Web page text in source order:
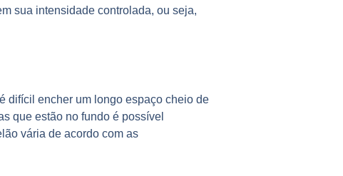
sua intensidade controlada, ou seja,
difícil encher um longo espaço cheio de
que estão no fundo é possível
vária de acordo com as